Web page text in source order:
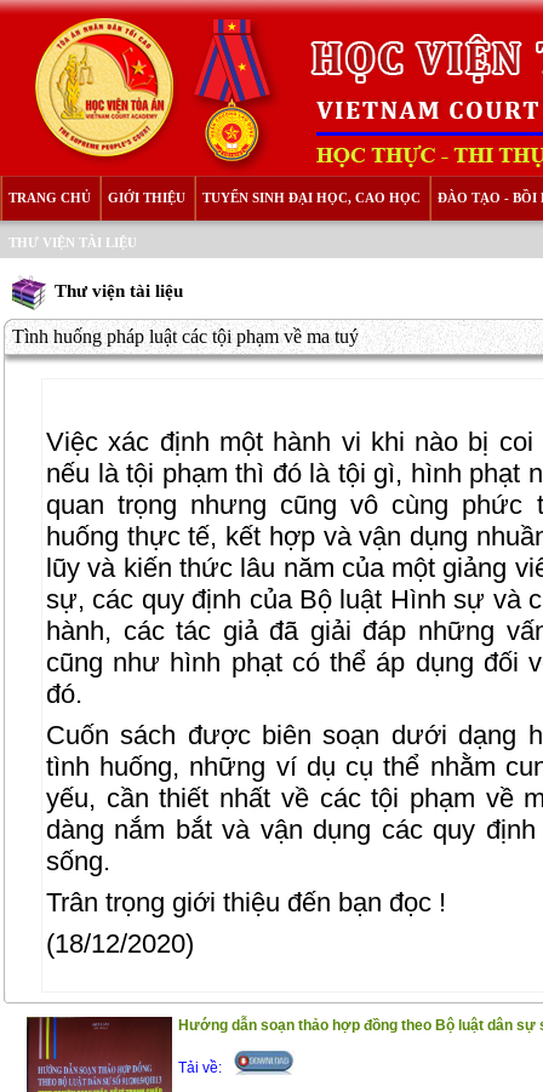
TRANG CHỦ GIỚI THIỆU TUYỂN SINH ĐẠI HỌC, CAO HỌC ĐÀO TẠO - BỒI
THƯ VIỆN TÀI LIỆU
Thư viện tài liệu
Tình huống pháp luật các tội phạm về ma tuý
Việc xác định một hành vi khi nào bị
nếu là tội phạm thì đó là tội gì, hình phạt
quan trọng nhưng cũng vô cùng
huống thực tế, kết hợp và vận dụng
lũy và kiến thức lâu năm của một giảng
sự, các quy định của Bộ luật Hình sự và
hành, các tác giả đã giải đáp những
cũng như hình phạt có thể áp dụng đối
đó.
Cuốn sách được biên soạn dưới dạng
tình huống, những ví dụ cụ thể nhằm
yếu, cần thiết nhất về các tội phạm về
dàng nắm bắt và vận dụng các quy
sống.
Trân trọng giới thiệu đến bạn đọc !
(18/12/2020)
Hướng dẫn soạn thảo hợp đồng theo Bộ luật dân sự
Tải về: